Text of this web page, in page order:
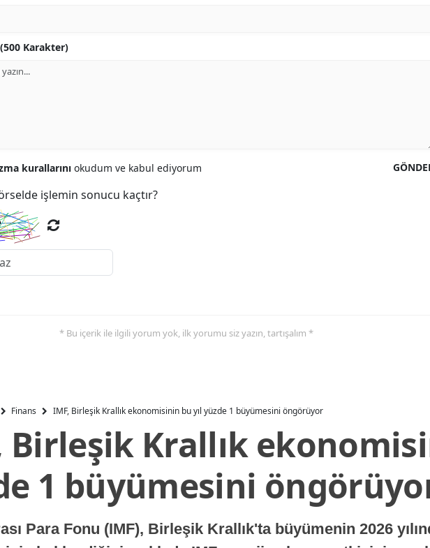
Karakter)
kurallarını okudum ve kabul ediyorum
işlemin sonucu kaçtır?
* Bu içerik ile ilgili yorum yok, ilk yorumu siz yazın, tartışalım *
Finans IMF, Birleşik Krallık ekonomisinin bu yıl yüzde 1 büyümesini öngörüyor
Birleşik Krallık
1 büyümesini
Para Fonu (IMF), Birleşik Krallık'ta büyümenin 2026